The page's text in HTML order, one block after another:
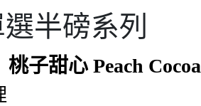
半磅系列
子甜心 Peach Cocoa